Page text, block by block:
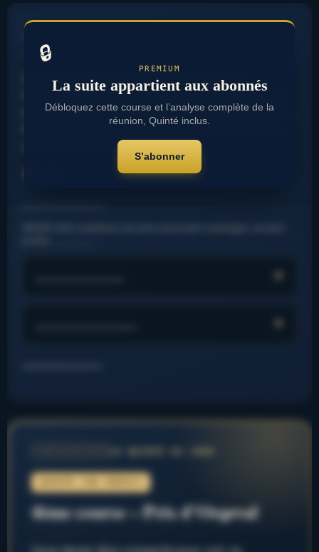
🔒
PREMIUM
La suite appartient aux abonnés
Débloquez cette course et l’analyse complète de la
réunion, Quinté inclus.
S’abonner
…………………
SUN THUNDER poids rendu est un facteur
important à prendre en compte. SUN LIGHTNING
statistiques sur ce parcours sont encourageantes.
EARTH MOON position aux stalles jouera un rôle
crucial dans le déroulement. …………………………..
Note : 2 sur 5.
4ème course – Prix d’Orgeval